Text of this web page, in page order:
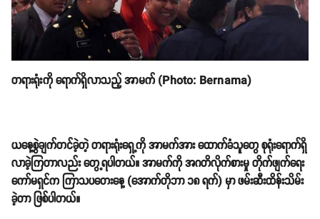
တရားရုံးကို ရောက်ရှိလာသည့် အာမက် (Photo: Bernama)
ယနေ့စွဲချက်တင်ခဲ့တဲ့ တရားရုံးရှေ့ကို အာမက်အား ထောက်ခံသူတွေ စုရုံးရောက်ရှိ
လာခဲ့ကြတာလည်း တွေ့ရပါတယ်။ အာမက်ကို အဂတိလိုက်စားမှု တိုက်ဖျက်ရေး
ကော်မရှင်က ကြာသပတေးနေ့ (အောက်တိုဘာ ၁၈ ရက်) မှာ ဖမ်းဆီးထိန်းသိမ်း
ခဲ့တာ ဖြစ်ပါတယ်။